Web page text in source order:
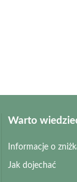
Warto
Informacje o
Jak dojechać